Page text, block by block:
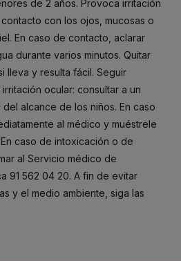
de 2 años. Provoca irritación
con los ojos, mucosas o
En caso de contacto, aclarar
durante varios minutos. Quitar
lleva y resulta fácil. Seguir
ocular: consultar a un
alcance de los niños. En caso
al médico y muéstrele
caso de intoxicación o de
al Servicio médico de
91 562 04 20. A fin de evitar
y el medio ambiente, siga las